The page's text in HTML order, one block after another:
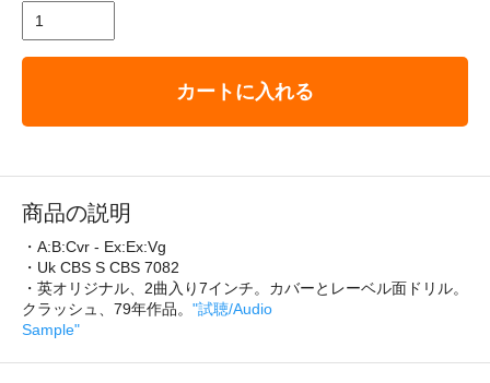
カートに入れる
商品の説明
・A:B:Cvr - Ex:Ex:Vg
・Uk CBS S CBS 7082
・英オリジナル、2曲入り7インチ。カバーとレーベル面ドリル。
クラッシュ、79年作品。 "試聴/Audio
Sample"